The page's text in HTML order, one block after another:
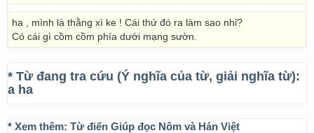
ha , mình là thằng xì ke ! Cái thứ đó ra làm sao nhỉ?
Có cái gì cồm cồm phía dưới mạng sườn.
* Từ đang tra cứu (Ý nghĩa của từ, giải nghĩa từ):
a ha
* Xem thêm: Từ điển Giúp đọc Nôm và Hán Việt